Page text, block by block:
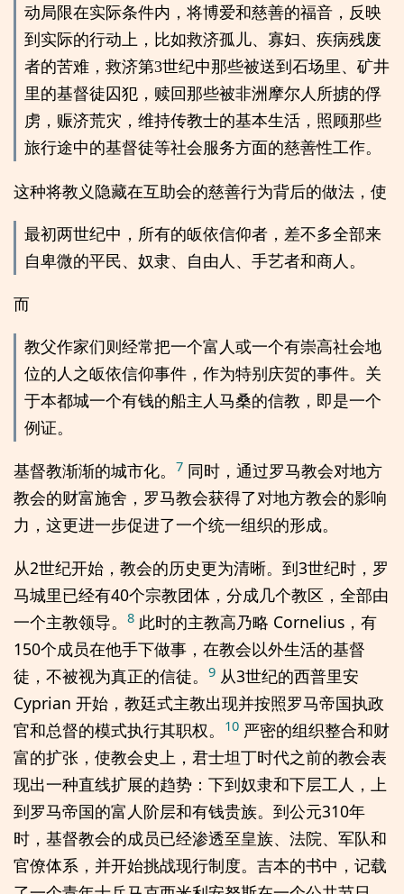
动局限在实际条件内，将博爱和慈善的福音，反映
到实际的行动上，比如救济孤儿、寡妇、疾病残废
者的苦难，救济第3世纪中那些被送到石场里、矿井
里的基督徒囚犯，赎回那些被非洲摩尔人所掳的俘
虏，赈济荒灾，维持传教士的基本生活，照顾那些
旅行途中的基督徒等社会服务方面的慈善性工作。
这种将教义隐藏在互助会的慈善行为背后的做法，使
最初两世纪中，所有的皈依信仰者，差不多全部来
自卑微的平民、奴隶、自由人、手艺者和商人。
而
教父作家们则经常把一个富人或一个有崇高社会地
位的人之皈依信仰事件，作为特别庆贺的事件。关
于本都城一个有钱的船主人马桑的信教，即是一个
例证。
基督教渐渐的城市化。 7 同时，通过罗马教会对地方
教会的财富施舍，罗马教会获得了对地方教会的影响
力，这更进一步促进了一个统一组织的形成。
从2世纪开始，教会的历史更为清晰。到3世纪时，罗
马城里已经有40个宗教团体，分成几个教区，全部由
一个主教领导。 8 此时的主教高乃略 Cornelius，有
150个成员在他手下做事，在教会以外生活的基督
徒，不被视为真正的信徒。 9 从3世纪的西普里安
Cyprian 开始，教廷式主教出现并按照罗马帝国执政
官和总督的模式执行其职权。
10 严密的组织整合和财
富的扩张，使教会史上，君士坦丁时代之前的教会表
现出一种直线扩展的趋势：下到奴隶和下层工人，上
到罗马帝国的富人阶层和有钱贵族。到公元310年
时，基督教会的成员已经渗透至皇族、法院、军队和
官僚体系，并开始挑战现行制度。吉本的书中，记载